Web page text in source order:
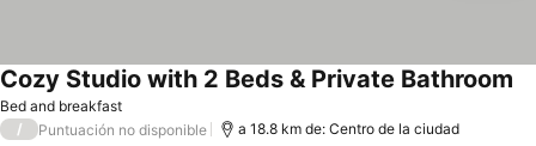
Bed and breakfast
Cozy Studio with 2 Beds & Private Bathroom
/ Puntuación no disponible a 18.8 km de: Centro de la ciudad